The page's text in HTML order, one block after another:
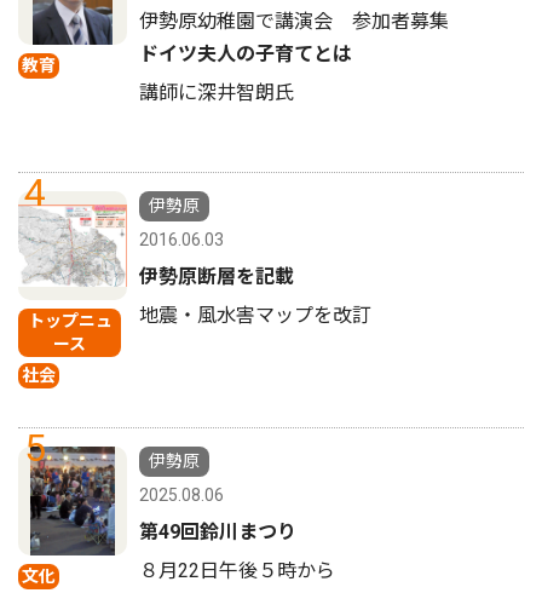
教育
伊勢原幼稚園で講演会 参加者募集
ドイツ夫人の子育てとは
講師に深井智朗氏
4
トップニュ
ース
社会
伊勢原
2016.06.03
伊勢原断層を記載
地震・風水害マップを改訂
5
文化
伊勢原
2025.08.06
第49回鈴川まつり
８月22日午後５時から